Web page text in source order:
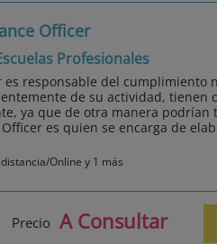
Officer
Profesionales
es responsable del cumplimiento
de su actividad, tienen
ya que de otra manera podrían
es quien se encarga de
Online y 1 más
Precio A Consultar